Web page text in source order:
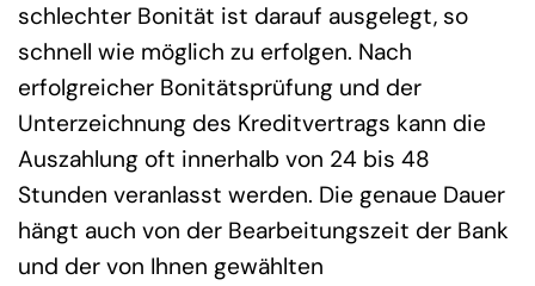
schlechter Bonität ist darauf ausgelegt, so
schnell wie möglich zu erfolgen. Nach
erfolgreicher Bonitätsprüfung und der
Unterzeichnung des Kreditvertrags kann die
Auszahlung oft innerhalb von 24 bis 48
Stunden veranlasst werden. Die genaue Dauer
hängt auch von der Bearbeitungszeit der Bank
und der von Ihnen gewählten